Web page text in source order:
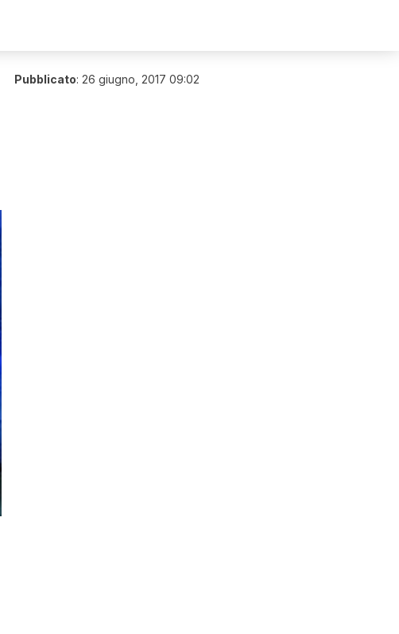
Pubblicato: 26 giugno, 2017 09:02